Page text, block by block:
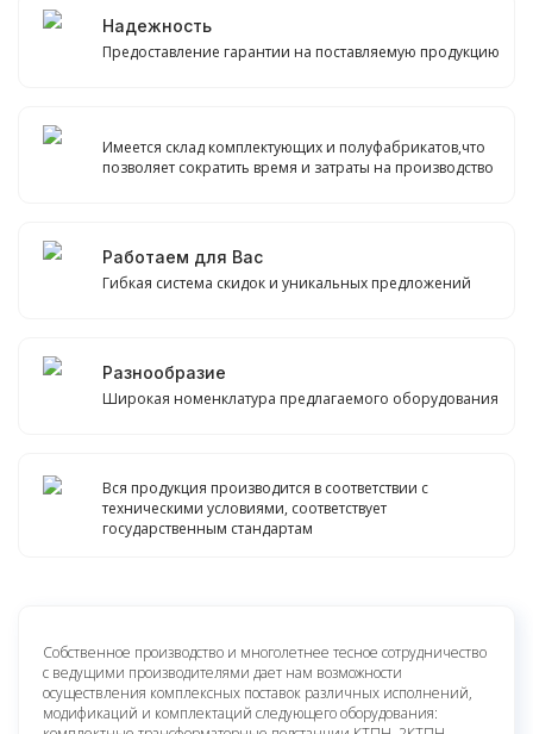
Надежность
Предоставление гарантии на поставляемую продукцию
Имеется склад комплектующих и полуфабрикатов,что
позволяет сократить время и затраты на производство
Работаем для Вас
Гибкая система скидок и уникальных предложений
Разнообразие
Широкая номенклатура предлагаемого оборудования
Вся продукция производится в соответствии с
техническими условиями, соответствует
государственным стандартам
Собственное производство и многолетнее тесное сотрудничество
с ведущими производителями дает нам возможности
осуществления комплексных поставок различных исполнений,
модификаций и комплектаций следующего оборудования: